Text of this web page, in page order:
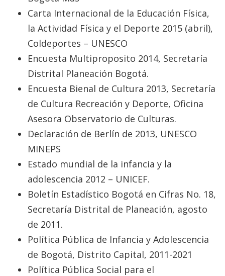
Carta Internacional de la Educación Física,
la Actividad Física y el Deporte 2015 (abril),
Coldeportes – UNESCO
Encuesta Multiproposito 2014, Secretaría
Distrital Planeación Bogotá.
Encuesta Bienal de Cultura 2013, Secretaría
de Cultura Recreación y Deporte, Oficina
Asesora Observatorio de Culturas.
Declaración de Berlín de 2013, UNESCO
MINEPS
Estado mundial de la infancia y la
adolescencia 2012 – UNICEF.
Boletín Estadístico Bogotá en Cifras No. 18,
Secretaría Distrital de Planeación, agosto
de 2011.
Política Pública de Infancia y Adolescencia
de Bogotá, Distrito Capital, 2011-2021
Política Pública Social para el